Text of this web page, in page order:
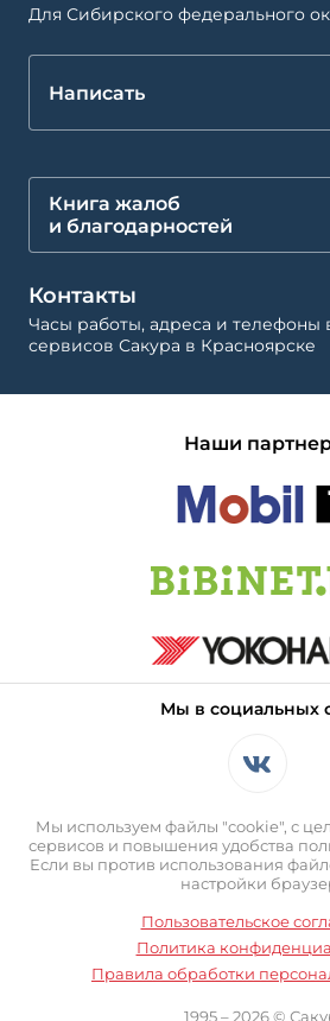
Для Сибирского федерального
Написать
Книга жалоб
и благодарностей
Контакты
Часы работы, адреса и телефоны
сервисов Сакура в Красноярске
Наши
Мы в социальных
Мы используем файлы "cookie", с
сервисов и повышения удобства
Если вы против использования
настройки
Пользовательское
Политика
Правила обработки
1995 – 2026 ©